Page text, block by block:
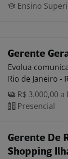
Ensino
Gerente
Evolua
Rio de Janeiro -
R$ 3.000,00 a
Presencial
Gerente De
Shopping